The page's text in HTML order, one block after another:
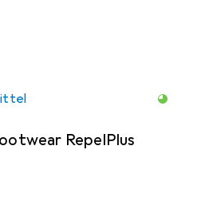
RepelPlus